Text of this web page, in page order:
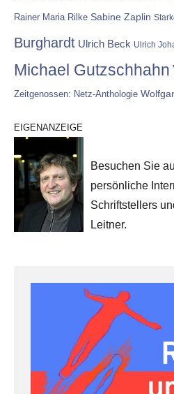
Rainer Maria Rilke Sabine Zaplin
Burghardt Ulrich Beck Ulrich
Michael Gutzschhahn
Zeitgenossen: Netz-Anthologie
EIGENANZEIGE
Besuchen Sie
persönliche
Schriftstellers
Leitner.